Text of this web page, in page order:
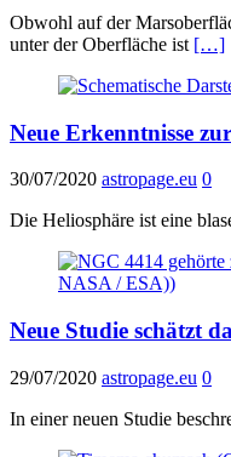
Obwohl auf der
unter der Oberfläche ist […]
Neue Erkenntnisse
30/07/2020 astropage.eu 0
Die Heliosphäre ist eine
Neue Studie schätzt
29/07/2020 astropage.eu 0
In einer neuen Studie